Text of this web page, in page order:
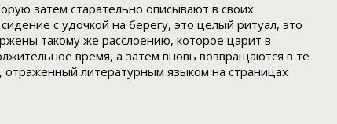
затем старательно описывают в своих
с удочкой на берегу, это целый ритуал, это
такому же расслоению, которое царит в
время, а затем вновь возвращаются в те
литературным языком на страницах